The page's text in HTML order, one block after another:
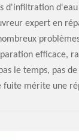
d'infiltration d'eau
expert en
efficace,
le temps, pas
fuite mérite une